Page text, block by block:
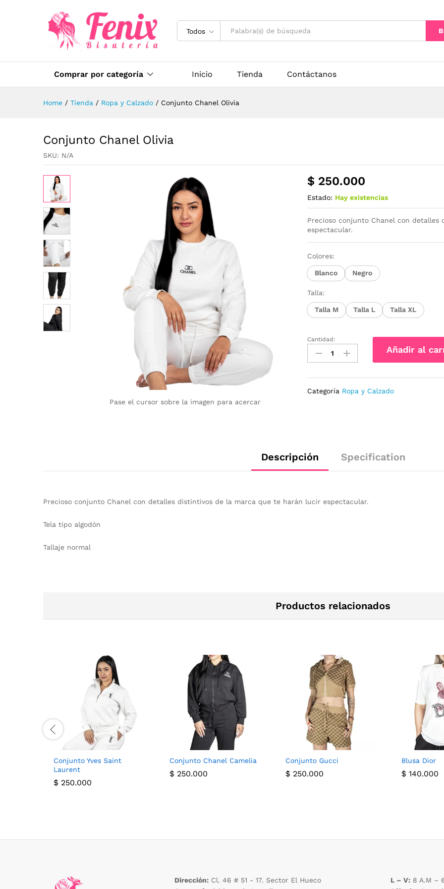
Todos
Comprar por categoría Inicio Tienda Contáctanos
Home / Tienda / Ropa y Calzado / Conjunto Chanel Olivia
Conjunto Chanel Olivia
SKU: N/A
Pase el cursor sobre la imagen para acercar
$ 250.000
Estado: Hay existencias
Precioso conjunto Chanel con
espectacular.
Colores:
Blanco Negro
Talla:
Talla M Talla L Talla XL
Conjunto
Chanel
Olivia
Cantidad:
Añadir al
Categoría Ropa y Calzado
Descripción Specification
Precioso conjunto Chanel con detalles distintivos de la marca que te harán lucir espectacular.
Tela tipo algodón
Tallaje normal
Productos relacionados
Conjunto Yves Saint
Laurent
$ 250.000
Conjunto Chanel Camelia
$ 250.000
Conjunto Gucci
$ 250.000
Blusa Dior
$ 140.000
Dirección: Cl. 46 # 51 - 17. Sector El Hueco
L – V: 8 A.M –